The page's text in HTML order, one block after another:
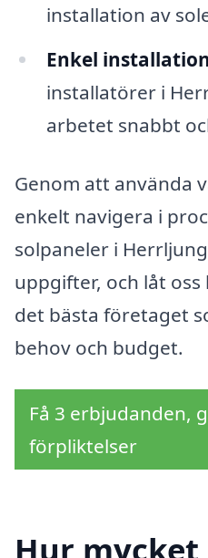
installation av
Enkel
installatörer i
arbetet snabbt
Genom att använda
enkelt navigera i
solpaneler i
uppgifter, och låt
det bästa företaget
behov och budget.
Få 3 erbjudanden,
förpliktelser
Hur